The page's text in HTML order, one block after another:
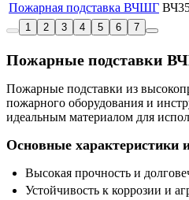
Пожарная подставка ВЧШГ
1
2 3 4 5 6 7
Пожарные подставки
Пожарные подставки из
пожарного оборудования и
идеальным материалом для
Основные характеристики
Высокая прочность и
Устойчивость к коррозии и